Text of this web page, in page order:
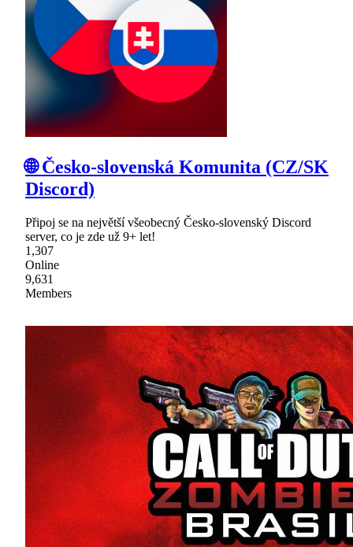
🌐 Česko-slovenská Komunita (CZ/SK
Discord)
Připoj se na největší všeobecný Česko-slovenský Discord
server, co je zde už 9+ let!
1,307
Online
9,631
Members